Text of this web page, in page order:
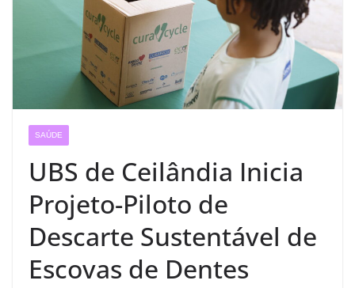
SAÚDE
UBS de Ceilândia Inicia
Projeto-Piloto de
Descarte Sustentável de
Escovas de Dentes